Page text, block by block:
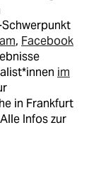
, Facebook
im
in Frankfurt
Infos zur